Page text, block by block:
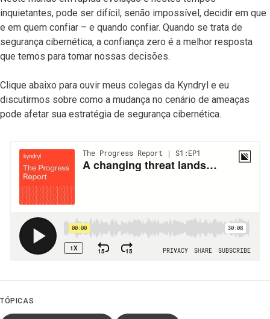
inquietantes, pode ser difícil, senão impossível, decidir em que
e em quem confiar – e quando confiar. Quando se trata de
segurança cibernética, a confiança zero é a melhor resposta
que temos para tomar nossas decisões.
Clique abaixo para ouvir meus colegas da Kyndryl e eu
discutirmos sobre como a mudança no cenário de ameaças
pode afetar sua estratégia de segurança cibernética.
TÓPICAS